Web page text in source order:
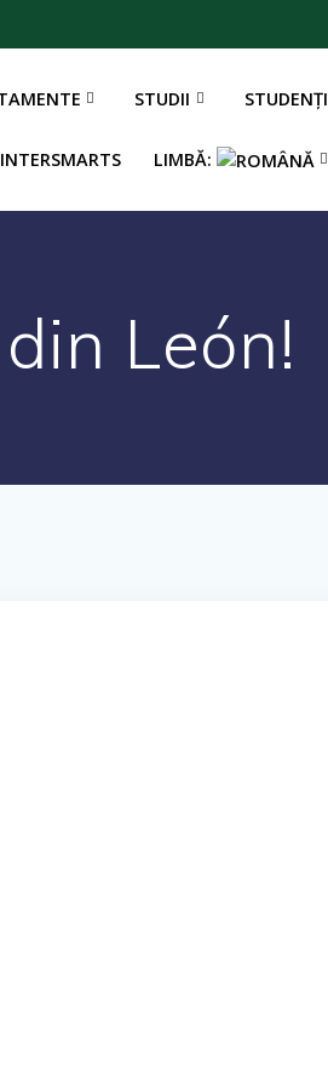
STUDII STUDENȚI
INTERSMARTS LIMBĂ:
León!